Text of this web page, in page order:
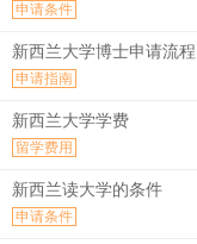
申请条件
新西兰大学博士申请流程
申请指南
新西兰大学学费
留学费用
新西兰读大学的条件
申请条件